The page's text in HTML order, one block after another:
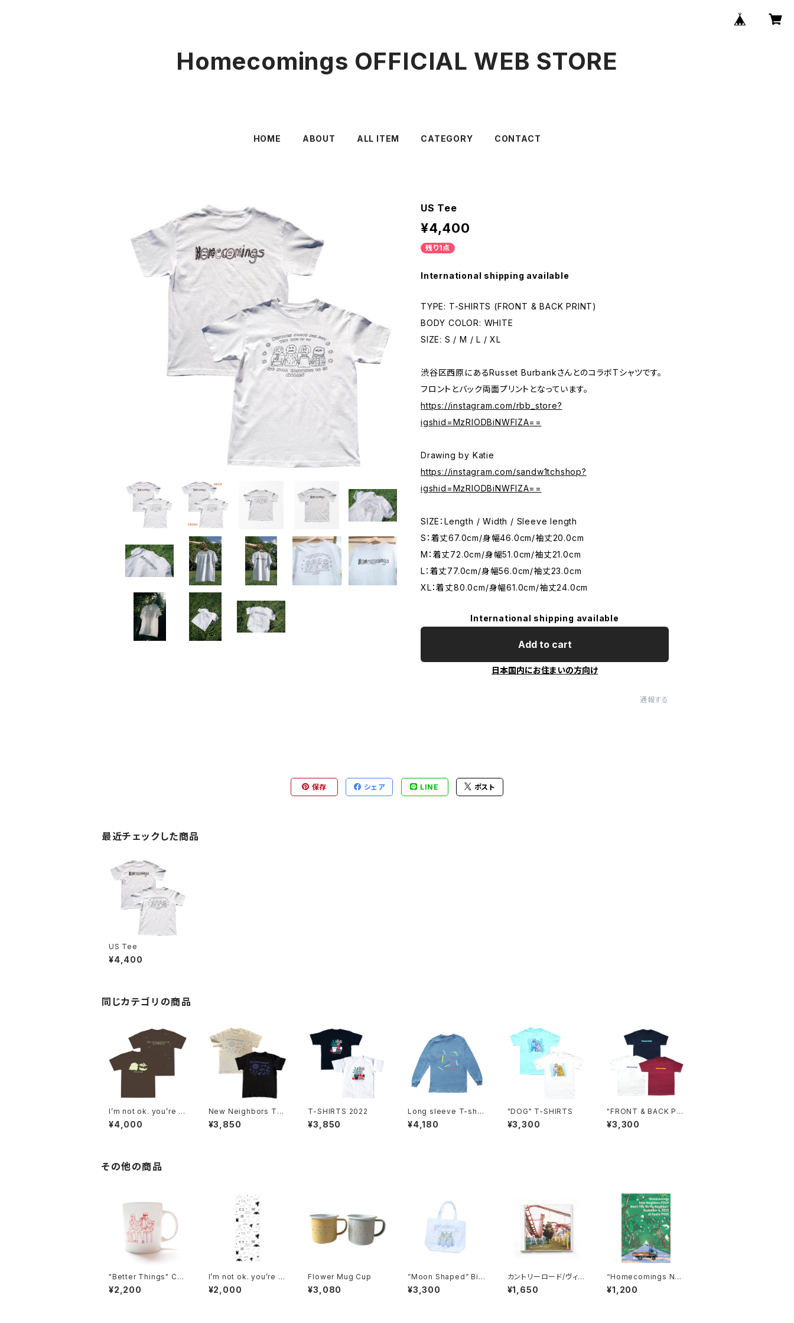
Homecomings OFFICIAL WEB STORE
HOME ABOUT ALL ITEM CATEGORY CONTACT
US Tee
¥4,400
残り1点
International shipping available
TYPE: T-SHIRTS (FRONT & BACK PRINT)
BODY COLOR: WHITE
SIZE: S / M / L / XL
渋谷区西原にあるRusset BurbankさんとのコラボTシャツです。
フロントとバック両面プリントとなっています。
https://instagram.com/rbb_store?
igshid=MzRlODBiNWFlZA==
Drawing by Katie
https://instagram.com/sandw1tchshop?
igshid=MzRlODBiNWFlZA==
SIZE：Length / Width / Sleeve length
S：着丈67.0cm/身幅46.0cm/袖丈20.0cm
M：着丈72.0cm/身幅51.0cm/袖丈21.0cm
L：着丈77.0cm/身幅56.0cm/袖丈23.0cm
XL：着丈80.0cm/身幅61.0cm/袖丈24.0cm
International shipping available
Add to cart
日本国内にお住まいの方向け
通報する
保存 シェア LINE ポスト
最近チェックした商品
US Tee
¥4,400
同じカテゴリの商品
I’m not ok. you’re n
ot ok. and that’s ok.
T-Shirts
¥4,000
New Neighbors T-s
hirts
¥3,850
T-SHIRTS 2022
¥3,850
Long sleeve T-shirt
s
¥4,180
"DOG" T-SHIRTS
¥3,300
"FRONT & BACK Pri
nt" T-SHIRTS
¥3,300
その他の商品
"Better Things" CU
P
¥2,200
I’m not ok. you’re n
ot ok. and that’s ok.
Tenugui
¥2,000
Flower Mug Cup
¥3,080
”Moon Shaped” Big
Tote
¥3,300
カントリーロード/ヴィレ
ッジ・ファーマシー（C
D）
¥1,650
“Homecomings Ne
w Neighbors FOUR
Won’t You Be My Ne
¥1,200